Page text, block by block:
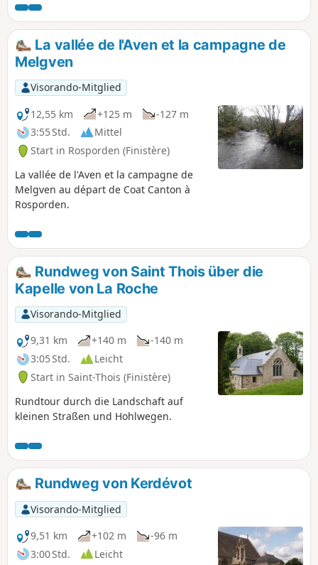
einzigen im Süden, dann in der Nähe
des Schlosses Château de la Boissière,
das zu Lebzeiten von Jean Edern Hallier
seine Blütezeit erlebte.Die Strecke führt
dann weiter zur Westseite von Briec, wo
sich die Sport- und Kultureinrichtungen
sowie die Schulen befinden. Hinweis:
Diese Strecke verläuft hauptsächlich
über kleine Landstraßen und Straßen
im städtischen Bereich.
La vallée de l'Aven et la campagne de
Melgven
Visorando-Mitglied
12,55 km
+125 m
-127 m
3:55 Std.
Mittel
Start in Rosporden (Finistère)
La vallée de l'Aven et la campagne de
Melgven au départ de Coat Canton à
Rosporden.
Rundweg von Saint Thois über die
Kapelle von La Roche
Visorando-Mitglied
9,31 km
+140 m
-140 m
3:05 Std.
Leicht
Start in Saint-Thois (Finistère)
Rundtour durch die Landschaft auf
kleinen Straßen und Hohlwegen.
Rundweg von Kerdévot
Visorando-Mitglied
9,51 km
+102 m
-96 m
3:00 Std.
Leicht